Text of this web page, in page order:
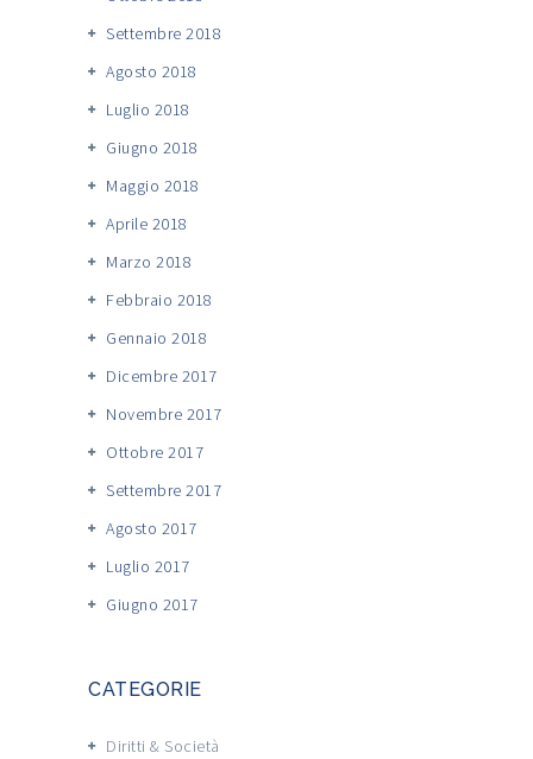
Settembre 2018
Agosto 2018
Luglio 2018
Giugno 2018
Maggio 2018
Aprile 2018
Marzo 2018
Febbraio 2018
Gennaio 2018
Dicembre 2017
Novembre 2017
Ottobre 2017
Settembre 2017
Agosto 2017
Luglio 2017
Giugno 2017
CATEGORIE
Diritti & Società